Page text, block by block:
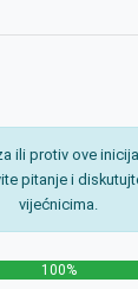
ili protiv ove
pitanje i
vijećnicima.
100%